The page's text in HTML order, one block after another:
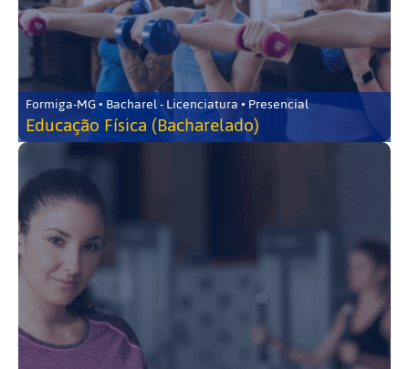
Formiga-MG • Bacharel - Licenciatura • Presencial
Educação Física (Bacharelado)